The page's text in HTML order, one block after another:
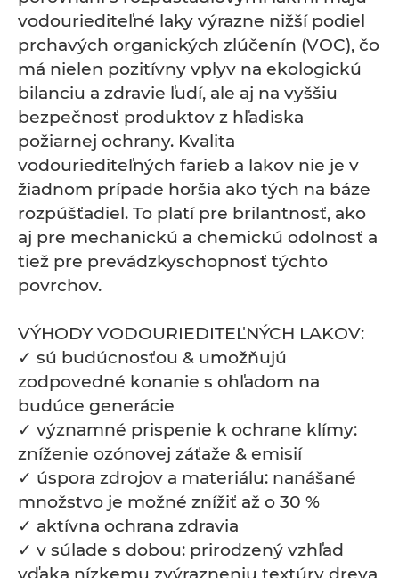
vodouriediteľné laky výrazne nižší podiel
prchavých organických zlúčenín (VOC), čo
má nielen pozitívny vplyv na ekologickú
bilanciu a zdravie ľudí, ale aj na vyššiu
bezpečnosť produktov z hľadiska
požiarnej ochrany. Kvalita
vodouriediteľných farieb a lakov nie je v
žiadnom prípade horšia ako tých na báze
rozpúšťadiel. To platí pre brilantnosť, ako
aj pre mechanickú a chemickú odolnosť a
tiež pre prevádzkyschopnosť týchto
povrchov.
VÝHODY VODOURIEDITEĽNÝCH LAKOV:
✓ sú budúcnosťou & umožňujú
zodpovedné konanie s ohľadom na
budúce generácie
✓ významné prispenie k ochrane klímy:
zníženie ozónovej záťaže & emisií
✓ úspora zdrojov a materiálu: nanášané
množstvo je možné znížiť až o 30 %
✓ aktívna ochrana zdravia
✓ v súlade s dobou: prirodzený vzhľad